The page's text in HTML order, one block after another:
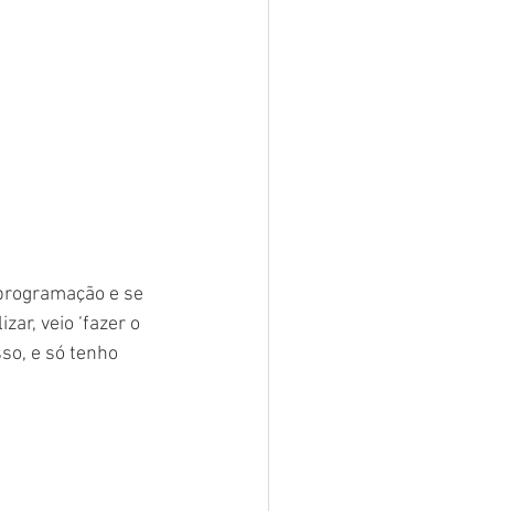
e se
veio ‘fazer o
e só tenho